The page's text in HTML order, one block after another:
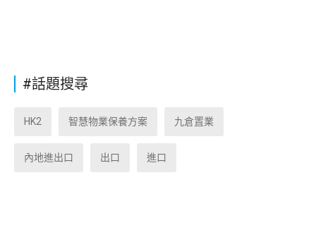
#話題搜尋
HK2 智慧物業保養方案 九倉置業
內地進出口 出口 進口